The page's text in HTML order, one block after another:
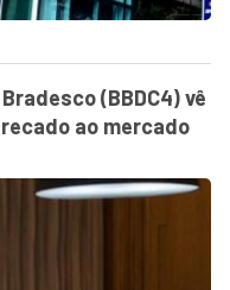
(BBDC4) vê
recado ao mercado